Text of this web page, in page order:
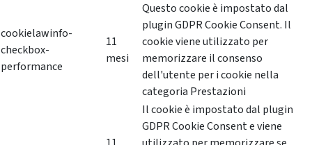
cookielawinfo-
checkbox-
performance
11
mesi
Questo cookie è impostato dal
plugin GDPR Cookie Consent. Il
cookie viene utilizzato per
memorizzare il consenso
dell'utente per i cookie nella
categoria Prestazioni
Il cookie è impostato dal plugin
GDPR Cookie Consent e viene